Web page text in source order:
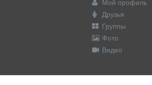
Мой профиль
Друзья
Группы
Фото
Видео